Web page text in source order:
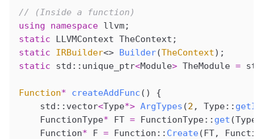
// (Inside a function)
using namespace llvm;
static LLVMContext TheContext;
static IRBuilder<> Builder(TheContext);
static std::unique_ptr<Module> TheModule =
Function* createAddFunc () {
    std::vector
<Type*> ArgTypes (2 , Type::
    FunctionType
* FT = FunctionType:: get (Type
    Function
* F = Function:: Create(FT,